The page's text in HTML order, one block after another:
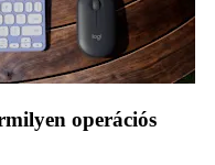
operációs